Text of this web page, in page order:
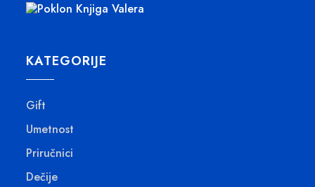
KATEGORIJE
Gift
Umetnost
Priručnici
Dečije